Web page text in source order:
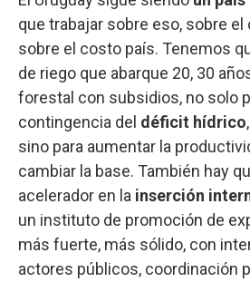
que trabajar sobre eso, sobre el
sobre el costo país. Tenemos
de riego que abarque 20, 30
forestal con subsidios, no solo
contingencia del déficit hídrico
sino para aumentar la
cambiar la base. También hay
acelerador en la inserción
un instituto de promoción de
más fuerte, más sólido, con
actores públicos, coordinación